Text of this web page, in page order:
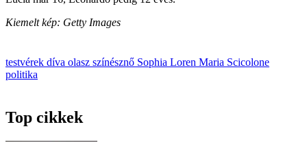
Kiemelt kép: Getty Images
testvérek díva olasz színésznő Sophia Loren Maria Scicolone
politika
Top cikkek